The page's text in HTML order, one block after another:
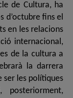
de Cultura, ha
d’octubre fins el
en les relacions
internacional,
de la cultura a
la darrera
ser les polítiques